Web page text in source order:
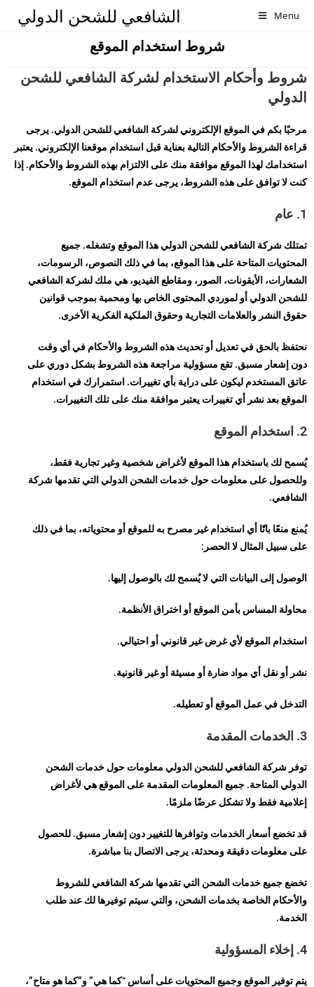
الشافعي للشحن الدولي Menu
شروط استخدام الموقع
شروط وأحكام الاستخدام لشركة الشافعي للشحن
الدولي
مرحبًا بكم في الموقع الإلكتروني لشركة الشافعي للشحن الدولي. يرجى
قراءة الشروط والأحكام التالية بعناية قبل استخدام موقعنا الإلكتروني. يعتبر
استخدامك لهذا الموقع موافقة منك على الالتزام بهذه الشروط والأحكام. إذا
كنت لا توافق على هذه الشروط، يرجى عدم استخدام الموقع.
1. عام
تمتلك شركة الشافعي للشحن الدولي هذا الموقع وتشغله. جميع
المحتويات المتاحة على هذا الموقع، بما في ذلك النصوص، الرسومات،
الشعارات، الأيقونات، الصور، ومقاطع الفيديو، هي ملك لشركة الشافعي
للشحن الدولي أو لموردي المحتوى الخاص بها ومحمية بموجب قوانين
حقوق النشر والعلامات التجارية وحقوق الملكية الفكرية الأخرى.
نحتفظ بالحق في تعديل أو تحديث هذه الشروط والأحكام في أي وقت
دون إشعار مسبق. تقع مسؤولية مراجعة هذه الشروط بشكل دوري على
عاتق المستخدم ليكون على دراية بأي تغييرات. استمرارك في استخدام
الموقع بعد نشر أي تغييرات يعتبر موافقة منك على تلك التغييرات.
2. استخدام الموقع
يُسمح لك باستخدام هذا الموقع لأغراض شخصية وغير تجارية فقط،
وللحصول على معلومات حول خدمات الشحن الدولي التي تقدمها شركة
الشافعي.
يُمنع منعًا باتًا أي استخدام غير مصرح به للموقع أو محتوياته، بما في ذلك
على سبيل المثال لا الحصر:
الوصول إلى البيانات التي لا يُسمح لك بالوصول إليها.
محاولة المساس بأمن الموقع أو اختراق الأنظمة.
استخدام الموقع لأي غرض غير قانوني أو احتيالي.
نشر أو نقل أي مواد ضارة أو مسيئة أو غير قانونية.
التدخل في عمل الموقع أو تعطيله.
3. الخدمات المقدمة
توفر شركة الشافعي للشحن الدولي معلومات حول خدمات الشحن
الدولي المتاحة. جميع المعلومات المقدمة على الموقع هي لأغراض
إعلامية فقط ولا تشكل عرضًا ملزمًا.
قد تخضع أسعار الخدمات وتوافرها للتغيير دون إشعار مسبق. للحصول
على معلومات دقيقة ومحدثة، يرجى الاتصال بنا مباشرة.
تخضع جميع خدمات الشحن التي تقدمها شركة الشافعي للشروط
والأحكام الخاصة بخدمات الشحن، والتي سيتم توفيرها لك عند طلب
الخدمة.
4. إخلاء المسؤولية
يتم توفير الموقع وجميع المحتويات على أساس “كما هي” و”كما هو متاح”،